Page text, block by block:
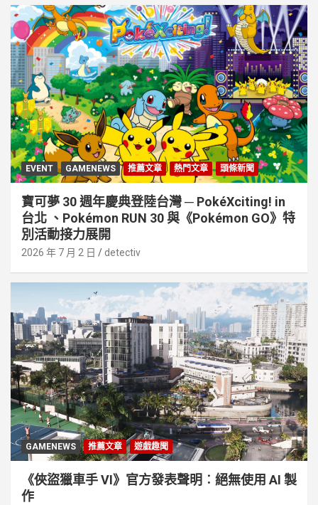
EVENT GAMENEWS 推薦文章 熱門文章 頭條新聞
寶可夢 30 週年慶典登陸台灣 ─ PokéXciting! in
台北 、Pokémon RUN 30 與《Pokémon GO》特
別活動接⼒展開
2026 年 7 月 2 日 detectiv
GAMENEWS 推薦文章 遊戲趣聞
《俠盜獵車手 VI》官方發表聲明︰絕無使用 AI 製
作